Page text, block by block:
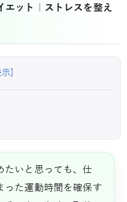
エット｜ストレスを整え
示]
たいと思っても、仕
った運動時間を確保す